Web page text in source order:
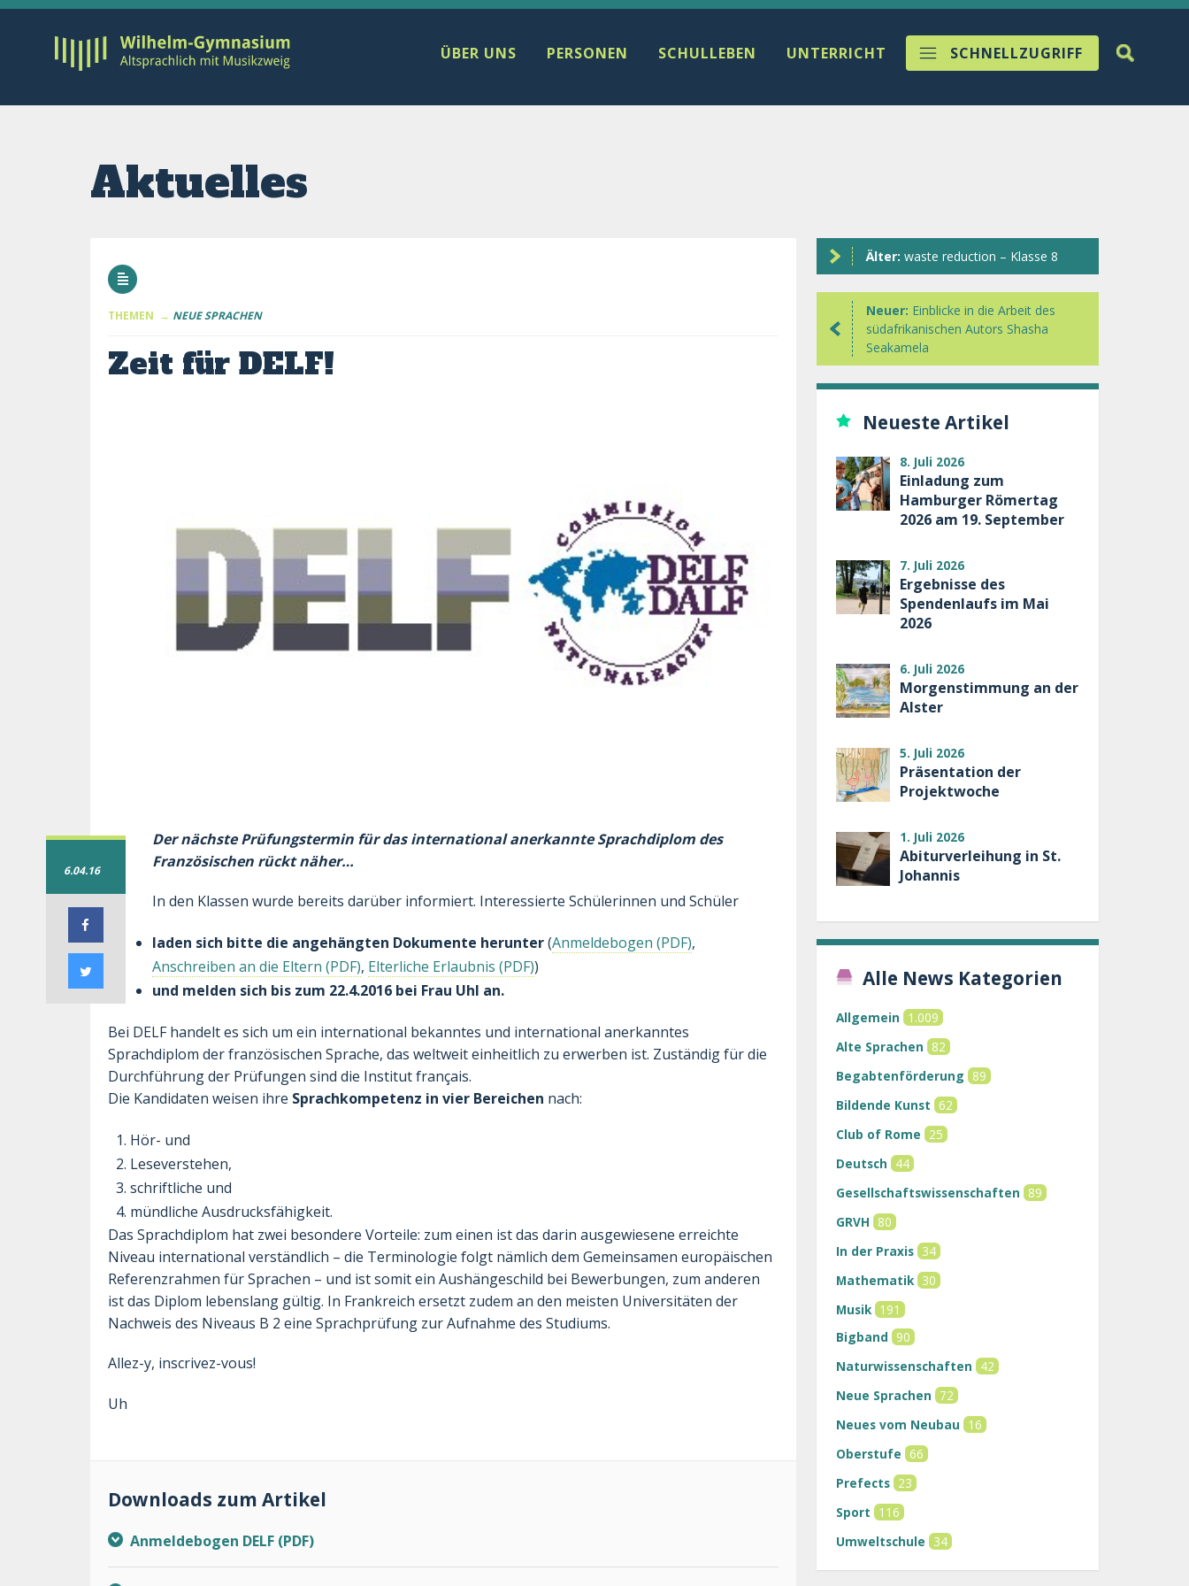
ÜBER UNS PERSONEN SCHULLEBEN UNTERRICHT SCHNELLZUGRIFF
Aktuelles
THEMEN → NEUE SPRACHEN
Zeit für DELF!
6.04.16
Der nächste Prüfungstermin für das international anerkannte Sprachdiplom des
Französischen rückt näher…
In den Klassen wurde bereits darüber informiert. Interessierte Schülerinnen und Schüler
laden sich bitte die angehängten Dokumente herunter(Anmeldebogen
,
Anschreiben an die Eltern
, Elterliche Erlaubnis
)
und melden sich bis zum 22.4.2016 bei Frau Uhl an.
Bei DELF handelt es sich um ein international bekanntes und international anerkanntes
Sprachdiplom der französischen Sprache, das weltweit einheitlich zu erwerben ist. Zuständig für die
Durchführung der Prüfungen sind die Institut français.
Die Kandidaten weisen ihre Sprachkompetenz in vier Bereichen nach:
Hör- und
Leseverstehen,
schriftliche und
mündliche Ausdrucksfähigkeit.
Das Sprachdiplom hat zwei besondere Vorteile: zum einen ist das darin ausgewiesene erreichte
Niveau international verständlich – die Terminologie folgt nämlich dem Gemeinsamen europäischen
Referenzrahmen für Sprachen – und ist somit ein Aushängeschild bei Bewerbungen, zum anderen
ist das Diplom lebenslang gültig. In Frankreich ersetzt zudem an den meisten Universitäten der
Nachweis des Niveaus B 2 eine Sprachprüfung zur Aufnahme des Studiums.
Allez-y, inscrivez-vous!
Uh
Downloads zum Artikel
Anmeldebogen DELF
Älter: waste reduction – Klasse 8
Neuer: Einblicke in die Arbeit des
südafrikanischen Autors Shasha
Seakamela
Neueste Artikel
8. Juli 2026
Einladung zum
Hamburger Römertag
2026 am 19. September
7. Juli 2026
Ergebnisse des
Spendenlaufs im Mai
2026
6. Juli 2026
Morgenstimmung an der
Alster
5. Juli 2026
Präsentation der
Projektwoche
1. Juli 2026
Abiturverleihung in St.
Johannis
Alle News Kategorien
Allgemein 1.009
Alte Sprachen 82
Begabtenförderung 89
Bildende Kunst 62
Club of Rome 25
Deutsch 44
Gesellschaftswissenschaften 89
GRVH 80
In der Praxis 34
Mathematik 30
Musik 191
Bigband 90
Naturwissenschaften 42
Neue Sprachen 72
Neues vom Neubau 16
Oberstufe 66
Prefects 23
Sport 116
Umweltschule 34